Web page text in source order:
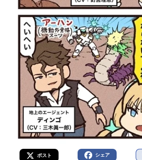
ポスト シェア